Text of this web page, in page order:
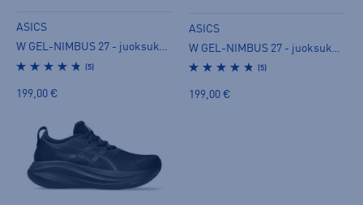
ASICS
W GEL-NIMBUS 27 - juoksukengät
(5)
199,00 €
ASICS
W GEL-NIMBUS 27 - juoksukengät
(5)
199,00 €